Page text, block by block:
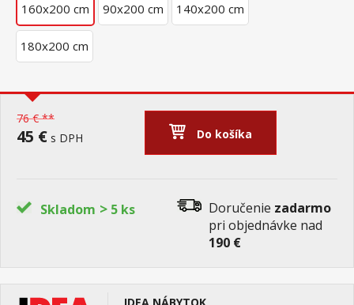
160x200 cm 90x200 cm 140x200 cm
180x200 cm
76 € **
45 € s DPH Do košíka
Skladom > 5 ks Doručenie zadarmo
pri objednávke nad
190 €